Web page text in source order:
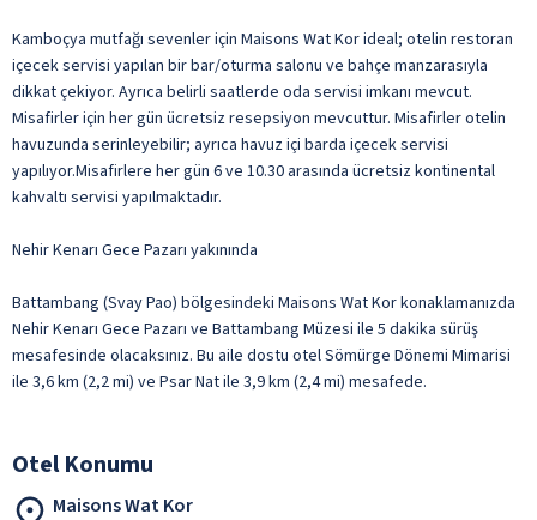
Kamboçya mutfağı sevenler için Maisons Wat Kor ideal; otelin restoran
içecek servisi yapılan bir bar/oturma salonu ve bahçe manzarasıyla
dikkat çekiyor. Ayrıca belirli saatlerde oda servisi imkanı mevcut.
Misafirler için her gün ücretsiz resepsiyon mevcuttur. Misafirler otelin
havuzunda serinleyebilir; ayrıca havuz içi barda içecek servisi
yapılıyor.Misafirlere her gün 6 ve 10.30 arasında ücretsiz kontinental
kahvaltı servisi yapılmaktadır.
Nehir Kenarı Gece Pazarı yakınında
Battambang (Svay Pao) bölgesindeki Maisons Wat Kor konaklamanızda
Nehir Kenarı Gece Pazarı ve Battambang Müzesi ile 5 dakika sürüş
mesafesinde olacaksınız. Bu aile dostu otel Sömürge Dönemi Mimarisi
ile 3,6 km (2,2 mi) ve Psar Nat ile 3,9 km (2,4 mi) mesafede.
Otel Konumu
Maisons Wat Kor